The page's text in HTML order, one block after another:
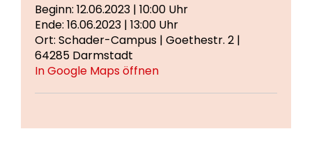
Beginn: 12.06.2023 | 10:00 Uhr
Ende: 16.06.2023 | 13:00 Uhr
Ort: Schader-Campus | Goethestr. 2 |
64285 Darmstadt
In Google Maps öffnen